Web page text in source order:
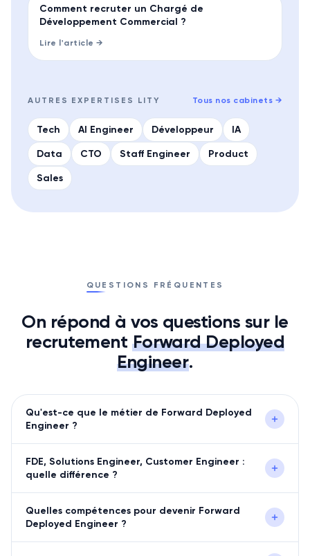
GUIDE
Comment recruter un Chargé de
Développement Commercial ?
Lire l'article →
AUTRES EXPERTISES LITY Tous nos cabinets →
Tech AI Engineer Développeur IA
Data CTO Staff Engineer Product
Sales
QUESTIONS FRÉQUENTES
On répond à vos questions sur le
recrutement Forward Deployed
Engineer.
Qu'est-ce que le métier de Forward Deployed
Engineer ?
FDE, Solutions Engineer, Customer Engineer :
quelle différence ?
Quelles compétences pour devenir Forward
Deployed Engineer ?